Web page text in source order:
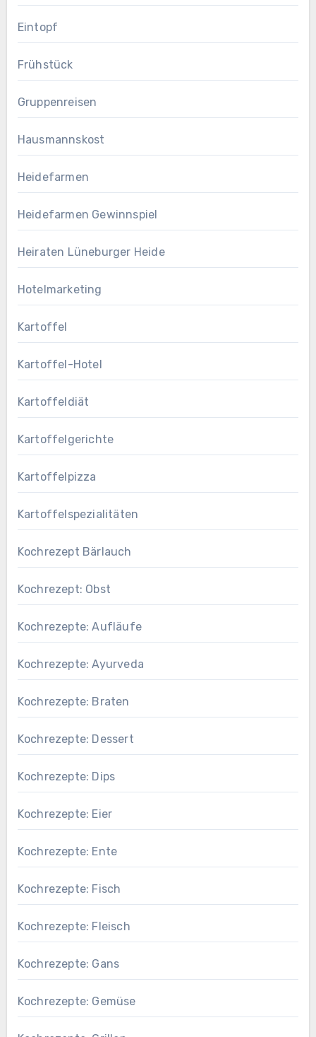
Eintopf
Frühstück
Gruppenreisen
Hausmannskost
Heidefarmen
Heidefarmen Gewinnspiel
Heiraten Lüneburger Heide
Hotelmarketing
Kartoffel
Kartoffel-Hotel
Kartoffeldiät
Kartoffelgerichte
Kartoffelpizza
Kartoffelspezialitäten
Kochrezept Bärlauch
Kochrezept: Obst
Kochrezepte: Aufläufe
Kochrezepte: Ayurveda
Kochrezepte: Braten
Kochrezepte: Dessert
Kochrezepte: Dips
Kochrezepte: Eier
Kochrezepte: Ente
Kochrezepte: Fisch
Kochrezepte: Fleisch
Kochrezepte: Gans
Kochrezepte: Gemüse